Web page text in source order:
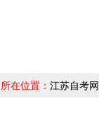
所在位置： 江苏自考网